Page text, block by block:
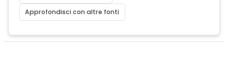
Approfondisci con altre fonti